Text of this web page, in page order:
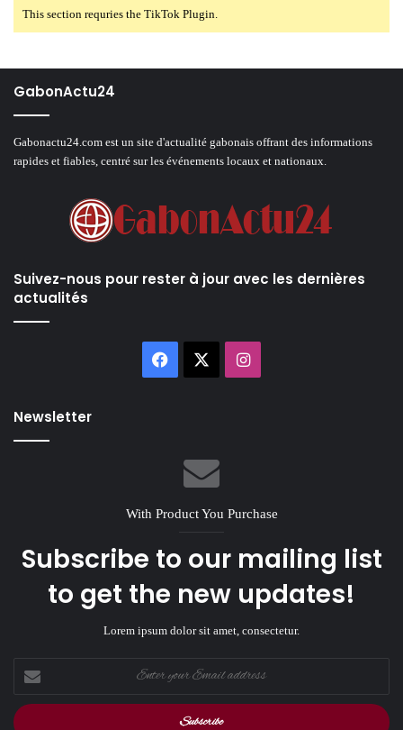
This section requries the TikTok Plugin.
GabonActu24
Gabonactu24.com est un site d'actualité gabonais offrant des informations
rapides et fiables, centré sur les événements locaux et nationaux.
Suivez-nous pour rester à jour avec les dernières
actualités
Facebook Instagram
Newsletter
With Product You Purchase
Subscribe to our mailing list
to get the new updates!
Lorem ipsum dolor sit amet, consectetur.
your
Email
address